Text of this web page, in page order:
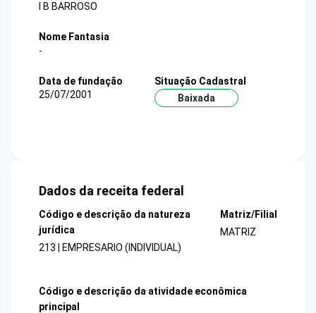
I B BARROSO
Nome Fantasia
-
Data de fundação
25/07/2001
Situação Cadastral
Baixada
Dados da receita federal
Código e descrição da natureza
jurídica
213 | EMPRESARIO (INDIVIDUAL)
Matriz/Filial
MATRIZ
Código e descrição da atividade econômica
principal